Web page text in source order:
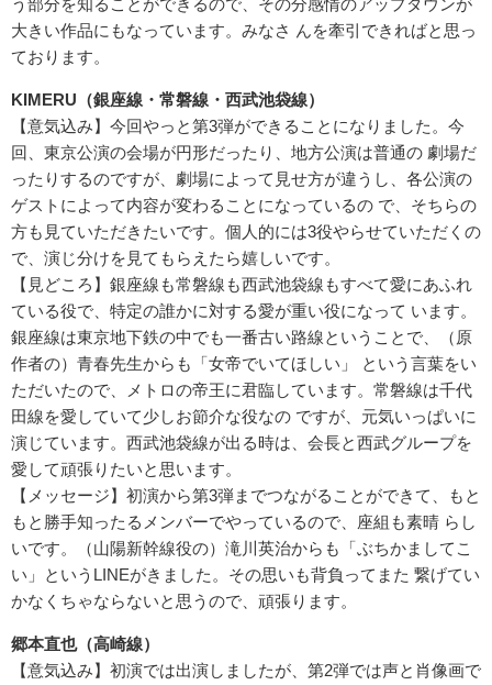
大きい作品にもなっています。みなさ んを牽引できればと思っ
ております。
KIMERU（銀座線・常磐線・西武池袋線）
【意気込み】今回やっと第3弾ができることになりました。今
回、東京公演の会場が円形だったり、地方公演は普通の 劇場だ
ったりするのですが、劇場によって見せ方が違うし、各公演の
ゲストによって内容が変わることになっているの で、そちらの
方も見ていただきたいです。個人的には3役やらせていただくの
で、演じ分けを見てもらえたら嬉しいです。
【見どころ】銀座線も常磐線も西武池袋線もすべて愛にあふれ
ている役で、特定の誰かに対する愛が重い役になって います。
銀座線は東京地下鉄の中でも一番古い路線ということで、（原
作者の）青春先生からも「女帝でいてほしい」 という言葉をい
ただいたので、メトロの帝王に君臨しています。常磐線は千代
田線を愛していて少しお節介な役なの ですが、元気いっぱいに
演じています。西武池袋線が出る時は、会長と西武グループを
愛して頑張りたいと思います。
【メッセージ】初演から第3弾までつながることができて、もと
もと勝手知ったるメンバーでやっているので、座組も素晴 らし
いです。（山陽新幹線役の）滝川英治からも「ぶちかましてこ
い」というLINEがきました。その思いも背負ってまた 繋げてい
かなくちゃならないと思うので、頑張ります。
郷本直也（高崎線）
【意気込み】初演では出演しましたが、第2弾では声と肖像画で